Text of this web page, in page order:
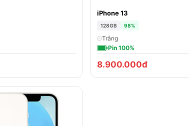
iPhone 13
128GB 98%
Trắng
Pin 100%
8.900.000đ